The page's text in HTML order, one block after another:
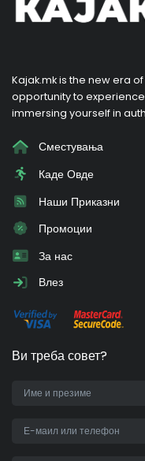
Kajak.mk is the new era
opportunity to
immersing yourself in
Сместувања
Каде Овде
Наши Приказни
Промоции
За нас
Влез
Ви треба совет?